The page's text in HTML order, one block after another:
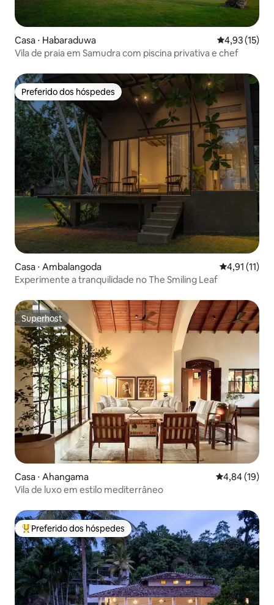
Casa ⋅ Habaraduwa 4,93 de uma
4,93 (15)
Vila de praia em Samudra com piscina privativa e chef
Preferido dos hóspedes
Preferido dos hóspedes
Casa ⋅ Ambalangoda 4,91 de uma
4,91 (11)
Experimente a tranquilidade no The Smiling Leaf
Superhost
Superhost
Casa ⋅ Ahangama 4,84 de uma
4,84 (19)
Vila de luxo em estilo mediterrâneo
Entre os melhores preferidos dos hóspedes
Preferido dos hóspedes